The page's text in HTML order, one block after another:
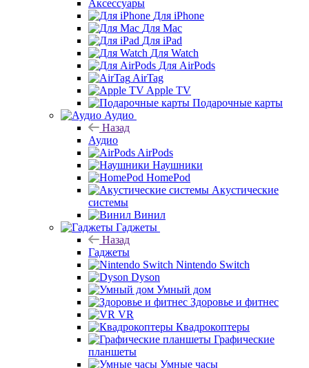
Аксессуары
Для iPhone
Для Mac
Для iPad
Для Watch
Для AirPods
AirTag
Apple TV
Подарочные карты
Аудио
Назад
Аудио
AirPods
Наушники
HomePod
Акустические
системы
Винил
Гаджеты
Назад
Гаджеты
Nintendo Switch
Dyson
Умный дом
Здоровье и фитнес
VR
Квадрокоптеры
Графические
планшеты
Умные часы